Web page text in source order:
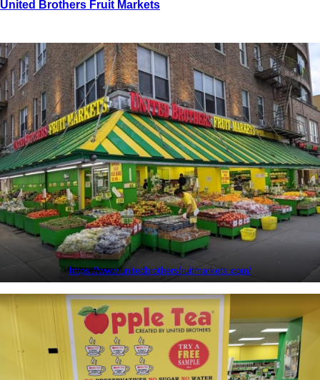
United Brothers Fruit Markets
https://www.unitedbrothersfruitmarkets.com/